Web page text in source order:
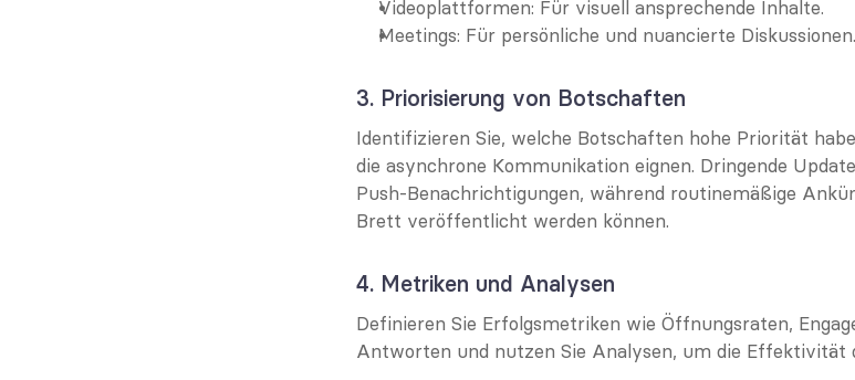
Videoplattformen: Für visuell ansprechende Inhalte.
Meetings: Für persönliche und nuancierte Diskussionen.
3. Priorisierung von Botschaften
Identifizieren Sie, welche Botschaften hohe Priorität
die asynchrone Kommunikation eignen. Dringende
Push-Benachrichtigungen, während routinemäßige
Brett veröffentlicht werden können.
4. Metriken und Analysen
Definieren Sie Erfolgsmetriken wie Öffnungsraten,
Antworten und nutzen Sie Analysen, um die Effektivität